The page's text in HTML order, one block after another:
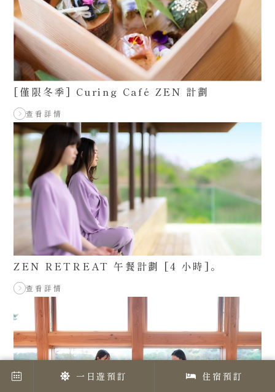
一日遊預訂 住宿預訂
[僅限冬季] Curing Café ZEN 計劃
查看詳情
ZEN RETREAT 午餐計劃 [4 小時]。
查看詳情